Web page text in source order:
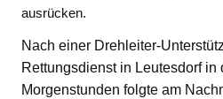
ausrücken.
Nach einer Drehleiter-
Rettungsdienst in Leutesdorf in
Morgenstunden folgte am